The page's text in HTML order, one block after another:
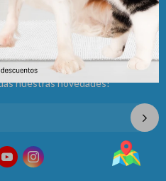
nuestras novedades!
 